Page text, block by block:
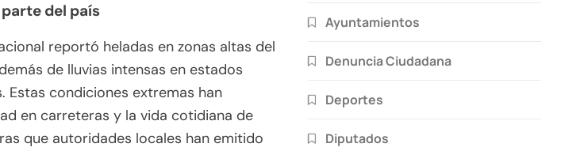
del país
reportó heladas en zonas altas del
de lluvias intensas en estados
Estas condiciones extremas han
en carreteras y la vida cotidiana de
que autoridades locales han emitido
Ayuntamientos
Denuncia Ciudadana
Deportes
Diputados